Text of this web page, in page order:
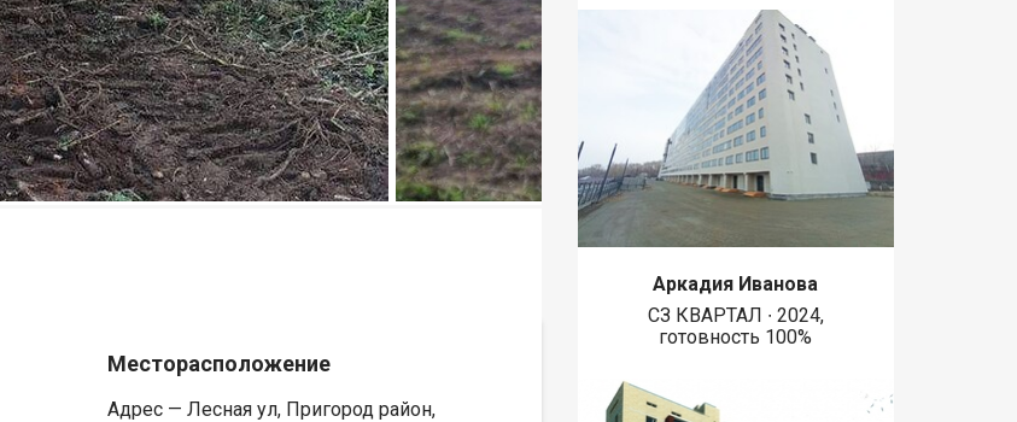
Месторасположение
Адрес — Лесная ул, Пригород район,
Аркадия Иванова
СЗ КВАРТАЛ ∙ 2024,
готовность 100%